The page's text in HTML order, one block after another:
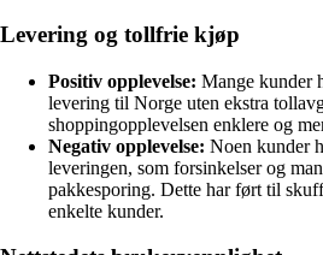
Levering og tollfrie kjøp
Positiv opplevelse: Mange kunder
levering til Norge uten ekstra
shoppingopplevelsen enklere og
Negativ opplevelse: Noen kunder
leveringen, som forsinkelser og
pakkesporing. Dette har ført til
enkelte kunder.